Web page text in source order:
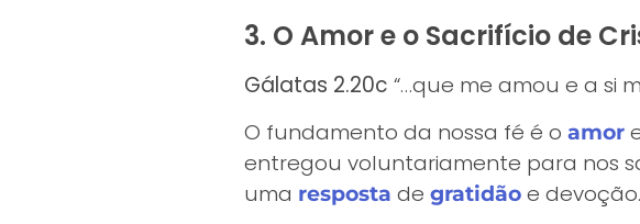
3. O Amor e o Sacrifício de
Gálatas 2.20c “…que me amou e a si
O fundamento da nossa fé é o amor
entregou voluntariamente para nos
uma resposta de gratidão e devoção.